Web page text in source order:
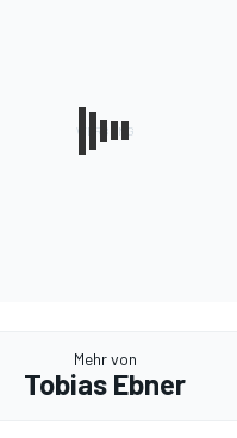
Mehr von
Tobias Ebner